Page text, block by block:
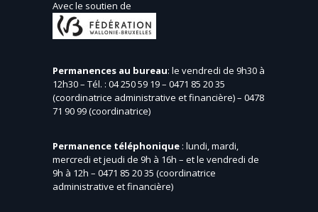
Avec le soutien de
Permanences au bureau: le vendredi de 9h30 à
12h30 – Tél. : 04 250 59 19 – 0471 85 20 35
(coordinatrice administrative et financière) – 0478
71 90 99 (coordinatrice)
Permanence téléphonique : lundi, mardi,
mercredi et jeudi de 9h à 16h – et le vendredi de
9h à 12h – 0471 85 20 35 (coordinatrice
administrative et financière)